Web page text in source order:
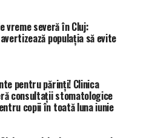
vreme severă în Cluj:
populația să evite
pentru părinți! Clinica
consultații stomatologice
copii în toată luna iunie